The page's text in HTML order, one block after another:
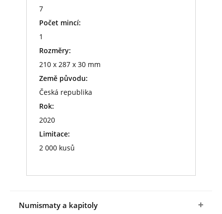
7
Počet mincí:
1
Rozměry:
210 x 287 x 30 mm
Země původu:
Česká republika
Rok:
2020
Limitace:
2 000 kusů
Numismaty a kapitoly